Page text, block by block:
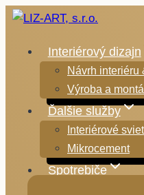
Skip
content
Interiérový dizajn
Návrh interiéru
Výroba a
Ďalšie služby
Interiérové
Mikrocement
Spotrebiče